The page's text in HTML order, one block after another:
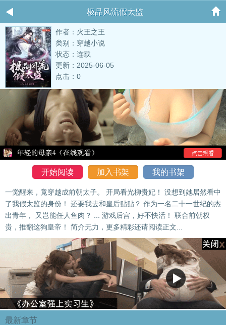
极品风流假太监
作者：火王之王
类别：穿越小说
状态：连载
更新：2025-06-05
点击：0
开始阅读 加入书架 我的书架
一觉醒来，竟穿越成前朝太子。 开局看光柳贵妃！ 没想到她居然看中
了我假太监的身份！ 还要我去和皇后贴贴？ 作为一名二十一世纪的杰
出青年， 又岂能任人鱼肉？ ... 游戏后宫，好不快活！ 联合前朝权
贵，推翻这狗皇帝！ 简介无力，更多精彩还请阅读正文...
最新章节